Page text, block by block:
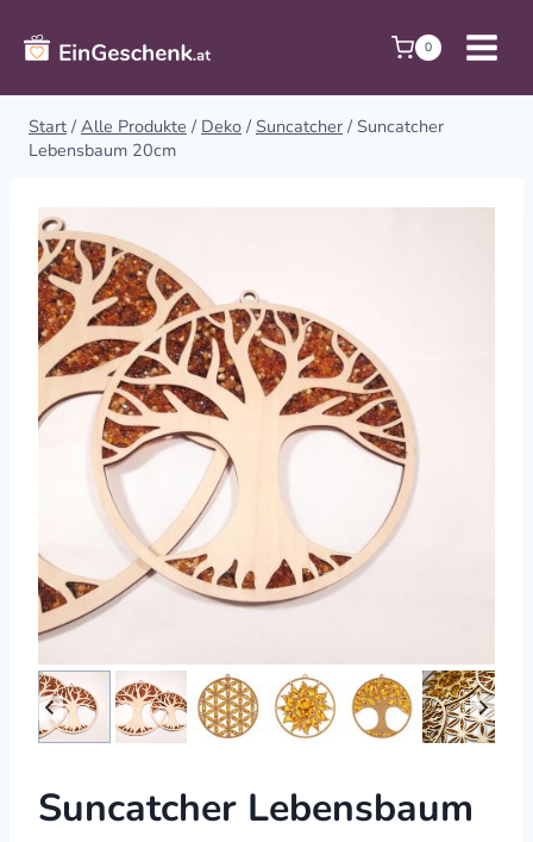
Inhalt
springen
0
Start / Alle Produkte / Deko / Suncatcher / Suncatcher
Lebensbaum 20cm
Suncatcher Lebensbaum